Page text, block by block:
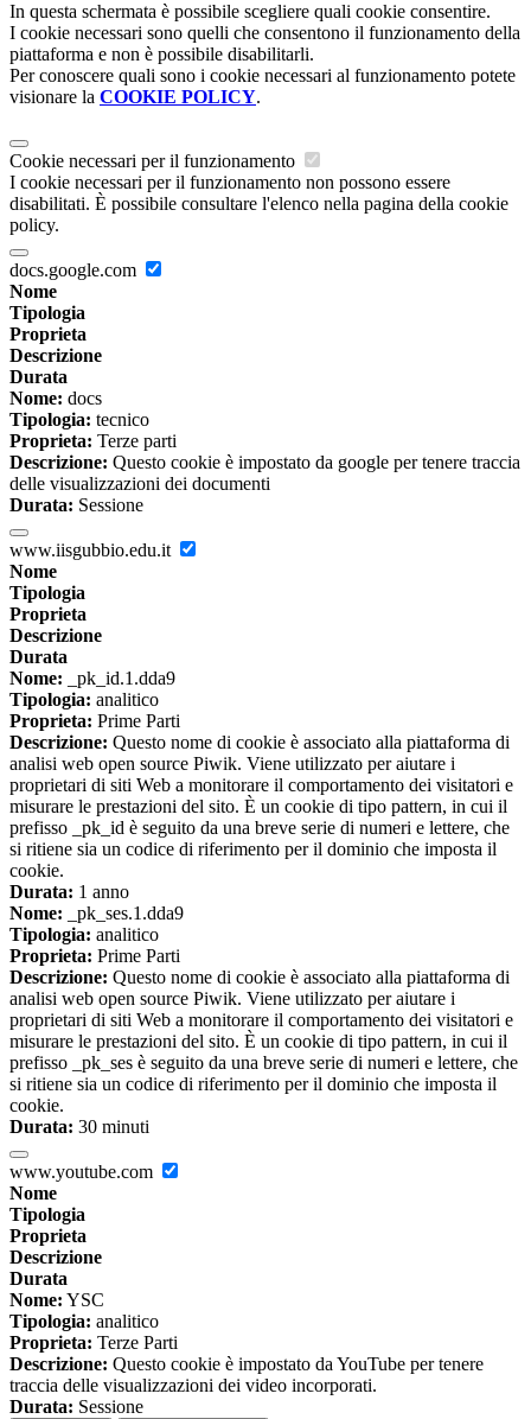
In questa schermata è possibile scegliere quali cookie consentire.
I cookie necessari sono quelli che consentono il funzionamento della
piattaforma e non è possibile disabilitarli.
Per conoscere quali sono i cookie necessari al funzionamento potete
visionare la COOKIE POLICY.
Cookie necessari per il funzionamento
I cookie necessari per il funzionamento non possono essere
disabilitati. È possibile consultare l'elenco nella pagina della cookie
policy.
docs.google.com
Nome
Tipologia
Proprieta
Descrizione
Durata
Nome: docs
Tipologia: tecnico
Proprieta: Terze parti
Descrizione: Questo cookie è impostato da google per tenere traccia
delle visualizzazioni dei documenti
Durata: Sessione
www.iisgubbio.edu.it
Nome
Tipologia
Proprieta
Descrizione
Durata
Nome: _pk_id.1.dda9
Tipologia: analitico
Proprieta: Prime Parti
Descrizione: Questo nome di cookie è associato alla piattaforma di
analisi web open source Piwik. Viene utilizzato per aiutare i
proprietari di siti Web a monitorare il comportamento dei visitatori e
misurare le prestazioni del sito. È un cookie di tipo pattern, in cui il
prefisso _pk_id è seguito da una breve serie di numeri e lettere, che
si ritiene sia un codice di riferimento per il dominio che imposta il
cookie.
Durata: 1 anno
Nome: _pk_ses.1.dda9
Tipologia: analitico
Proprieta: Prime Parti
Descrizione: Questo nome di cookie è associato alla piattaforma di
analisi web open source Piwik. Viene utilizzato per aiutare i
proprietari di siti Web a monitorare il comportamento dei visitatori e
misurare le prestazioni del sito. È un cookie di tipo pattern, in cui il
prefisso _pk_ses è seguito da una breve serie di numeri e lettere, che
si ritiene sia un codice di riferimento per il dominio che imposta il
cookie.
Durata: 30 minuti
www.youtube.com
Nome
Tipologia
Proprieta
Descrizione
Durata
Nome: YSC
Tipologia: analitico
Proprieta: Terze Parti
Descrizione: Questo cookie è impostato da YouTube per tenere
traccia delle visualizzazioni dei video incorporati.
Durata: Sessione